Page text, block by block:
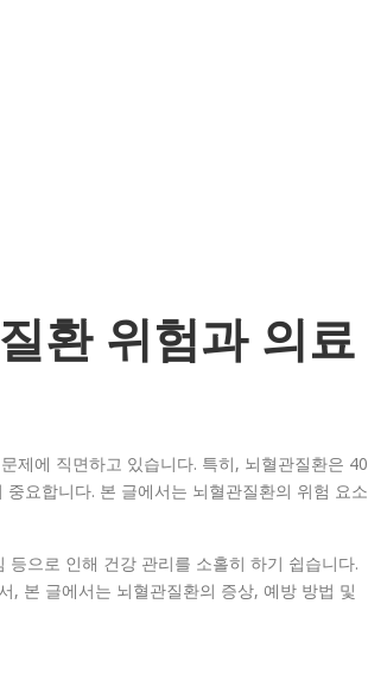
환 위험과 의료
제에 직면하고 있습니다. 특히, 뇌혈관질환은 40
요합니다. 본 글에서는 뇌혈관질환의 위험 요소
으로 인해 건강 관리를 소홀히 하기 쉽습니다.
, 본 글에서는 뇌혈관질환의 증상, 예방 방법 및